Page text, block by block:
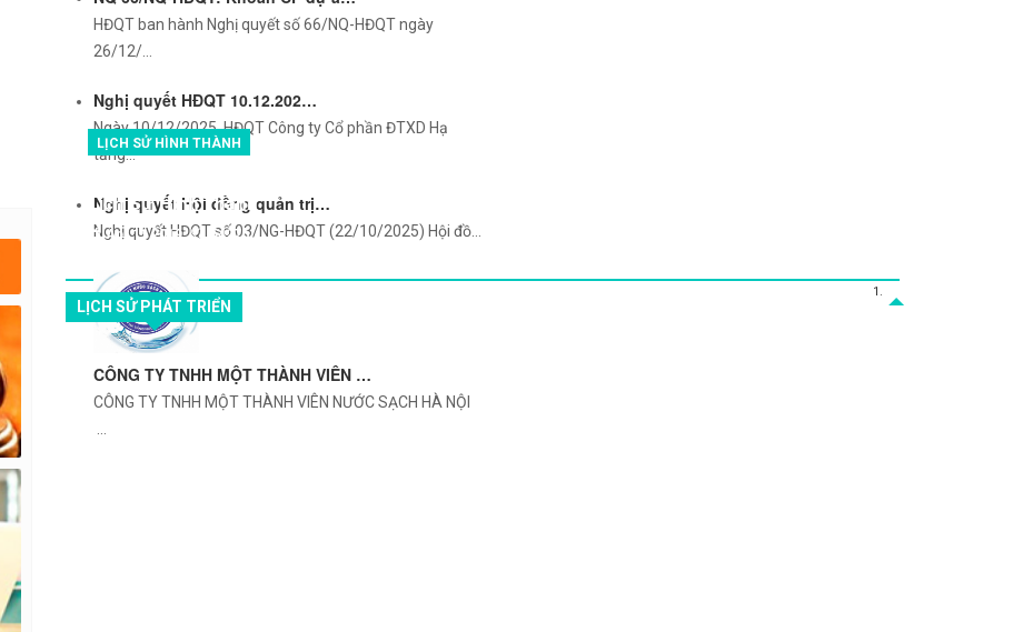
HĐQT ban hành Nghị quyết số 66/NQ-HĐQT ngày
26/12/…
Nghị quyết HĐQT 10.12.202…
Ngày 10/12/2025, HĐQT Công ty Cổ phần ĐTXD Hạ
tầng…
Nghị quyết Hội đồng quản trị…
Nghị quyết HĐQT số 03/NG-HĐQT (22/10/2025) Hội đồ…
LỊCH SỬ PHÁT TRIỂN
Lịch Sử Hình Thành
Apr 11 2019 54276
LỊCH SỬ HÌNH THÀNH
CÔNG TY TNHH MỘT THÀNH VIÊN …
CÔNG TY TNHH MỘT THÀNH VIÊN NƯỚC SẠCH HÀ NỘI
…